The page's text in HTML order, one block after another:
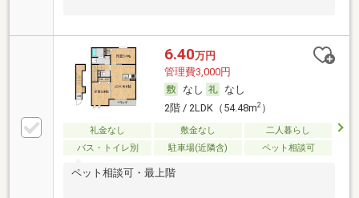
6.40万円
管理費3,000円
なし
なし
2階 / 2LDK（54.48m2）
礼金なし 敷金なし
二人暮らし
バス・トイレ別
駐車場(近隣含) ペット相談可
ペット相談可・最上階